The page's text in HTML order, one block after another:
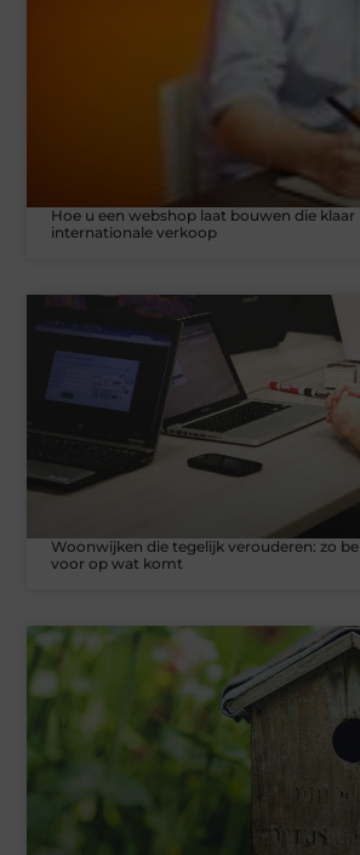
Hoe u een webshop laat bouwen die klaar
internationale verkoop
Woonwijken die tegelijk verouderen: zo
voor op wat komt